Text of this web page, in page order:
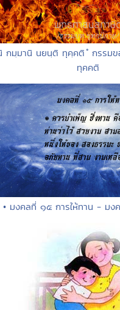
กมฺมานิ นยนฺติ ทุคฺคติ ํ กรรมข
ทุคคติ
• มงคลที่ ๑๕ การให้ทาน - มง